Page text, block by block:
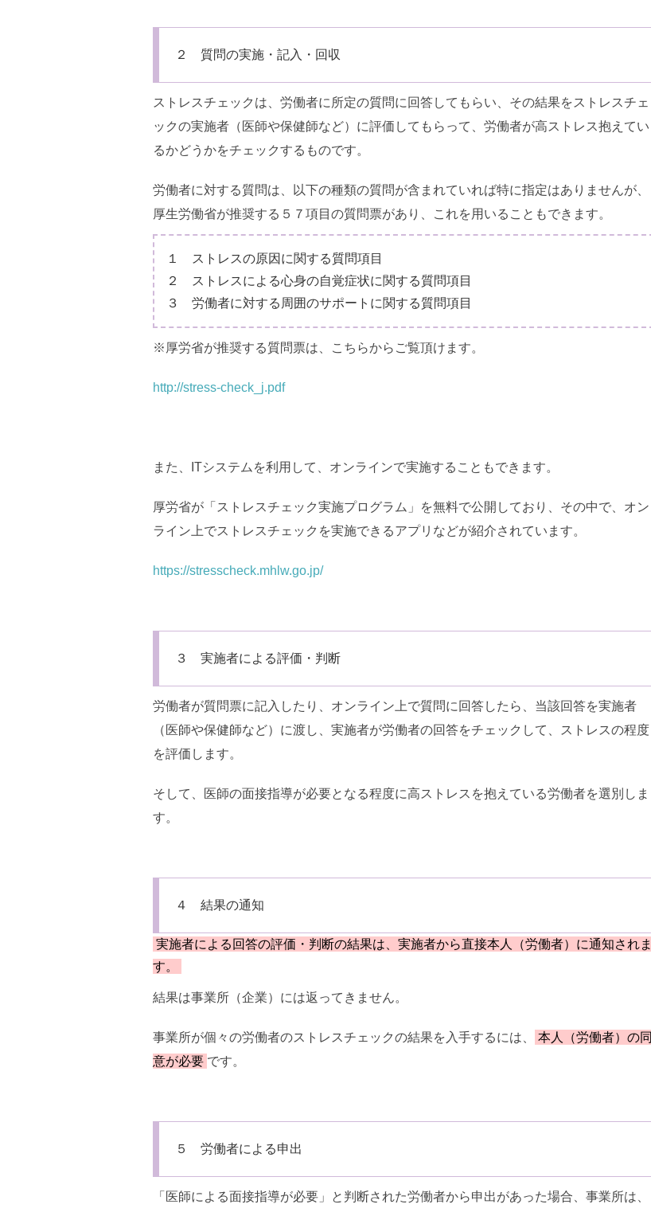
２ 質問の実施・記入・回収
ストレスチェックは、労働者に所定の質問に回答してもらい、その結果をストレスチェ
ックの実施者（医師や保健師など）に評価してもらって、労働者が高ストレス抱えてい
るかどうかをチェックするものです。
労働者に対する質問は、以下の種類の質問が含まれていれば特に指定はありませんが、
厚生労働省が推奨する５７項目の質問票があり、これを用いることもできます。
１ ストレスの原因に関する質問項目
２ ストレスによる心身の自覚症状に関する質問項目
３ 労働者に対する周囲のサポートに関する質問項目
※厚労省が推奨する質問票は、こちらからご覧頂けます。
http://stress-check_j.pdf
また、ITシステムを利用して、オンラインで実施することもできます。
厚労省が「ストレスチェック実施プログラム」を無料で公開しており、その中で、オン
ライン上でストレスチェックを実施できるアプリなどが紹介されています。
https://stresscheck.mhlw.go.jp/
３ 実施者による評価・判断
労働者が質問票に記入したり、オンライン上で質問に回答したら、当該回答を実施者
（医師や保健師など）に渡し、実施者が労働者の回答をチェックして、ストレスの程度
を評価します。
そして、医師の面接指導が必要となる程度に高ストレスを抱えている労働者を選別しま
す。
４ 結果の通知
実施者による回答の評価・判断の結果は、実施者から直接本人（労働者）に通知されま
す。
結果は事業所（企業）には返ってきません。
事業所が個々の労働者のストレスチェックの結果を入手するには、
本人（労働者）の同
意が必要 です。
５ 労働者による申出
「医師による面接指導が必要」と判断された労働者から申出があった場合、事業所は、